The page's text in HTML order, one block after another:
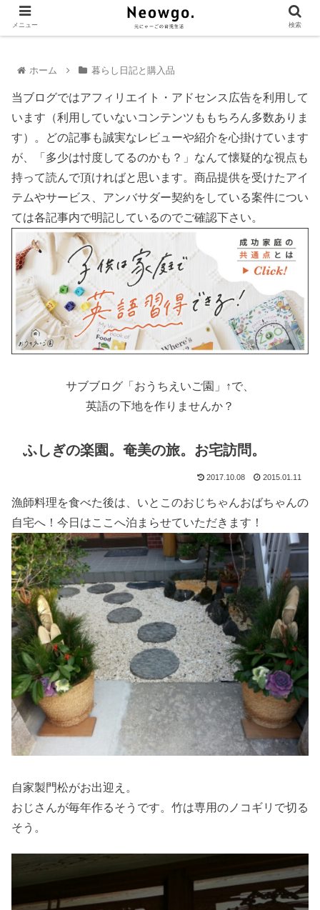
ホーム 暮らし日記と購入品
当ブログではアフィリエイト・アドセンス広告を利用して
います（利用していないコンテンツももちろん多数ありま
す）。どの記事も誠実なレビューや紹介を心掛けています
が、「多少は忖度してるのかも？」なんて懐疑的な視点も
持って読んで頂ければと思います。商品提供を受けたアイ
テムやサービス、アンバサダー契約をしている案件につい
ては各記事内で明記しているのでご確認下さい。
サブブログ「おうちえいご園」↑で、
英語の下地を作りませんか？
ふしぎの楽園。奄美の旅。お宅訪問。
2017.10.08 2015.01.11
漁師料理を食べた後は、いとこのおじちゃんおばちゃんの
自宅へ！今日はここへ泊まらせていただきます！
自家製門松がお出迎え。
おじさんが毎年作るそうです。竹は専用のノコギリで切る
そう。
メニュー 検索